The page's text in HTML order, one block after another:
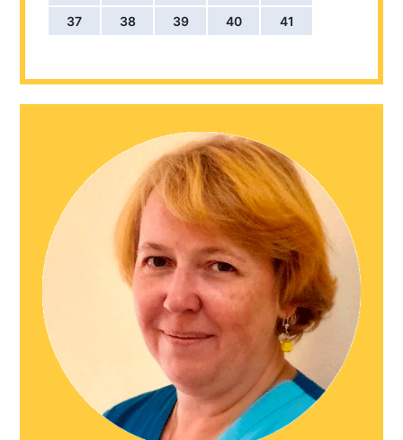
37
38 39 40 41